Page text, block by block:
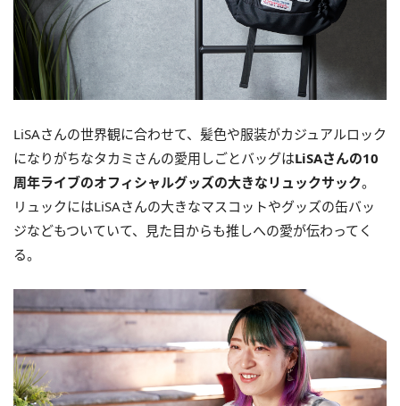
LiSAさんの世界観に合わせて、髪色や服装がカジュアルロック
になりがちなタカミさんの愛用しごとバッグはLiSAさんの10
周年ライブのオフィシャルグッズの大きなリュックサック。
リュックにはLiSAさんの大きなマスコットやグッズの缶バッ
ジなどもついていて、見た目からも推しへの愛が伝わってく
る。